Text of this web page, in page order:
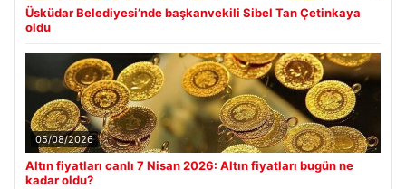
Üsküdar Belediyesi’nde başkanvekili Sibel Tan Çetinkaya
oldu
05/08/2026
Altın fiyatları canlı 7 Nisan 2026: Altın fiyatları bugün ne
kadar oldu?